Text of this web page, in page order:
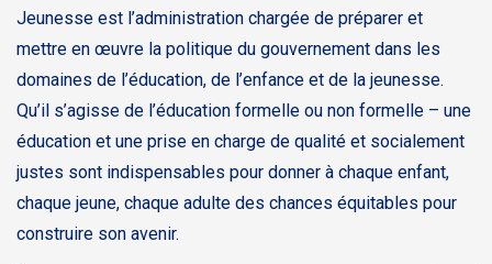
Jeunesse est l’administration chargée de préparer et
mettre en œuvre la politique du gouvernement dans les
domaines de l’éducation, de l’enfance et de la jeunesse.
Qu’il s’agisse de l’éducation formelle ou non formelle – une
éducation et une prise en charge de qualité et socialement
justes sont indispensables pour donner à chaque enfant,
chaque jeune, chaque adulte des chances équitables pour
construire son avenir.